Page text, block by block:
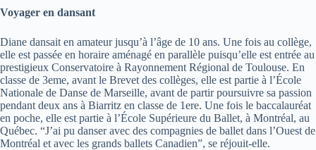
Voyager en dansant
Diane dansait en amateur jusqu’à l’âge de 10 ans. Une fois au collège,
elle est passée en horaire aménagé en parallèle puisqu’elle est entrée au
prestigieux Conservatoire à Rayonnement Régional de Toulouse. En
classe de 3eme, avant le Brevet des collèges, elle est partie à l’École
Nationale de Danse de Marseille, avant de partir poursuivre sa passion
pendant deux ans à Biarritz en classe de 1ere. Une fois le baccalauréat
en poche, elle est partie à l’École Supérieure du Ballet, à Montréal, au
Québec. “J’ai pu danser avec des compagnies de ballet dans l’Ouest de
Montréal et avec les grands ballets Canadien”, se réjouit-elle.